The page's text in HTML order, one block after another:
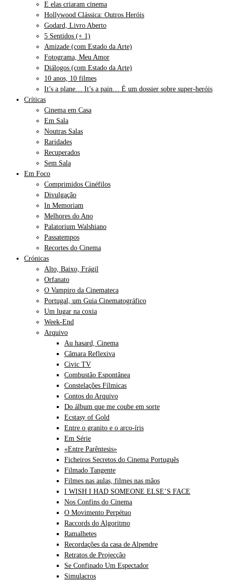
E elas criaram cinema
Hollywood Clássica: Outros Heróis
Godard, Livro Aberto
5 Sentidos (+ 1)
Amizade (com Estado da Arte)
Fotograma, Meu Amor
Diálogos (com Estado da Arte)
10 anos, 10 filmes
It’s a plane… It’s a pain… É um dossier sobre super-heróis
Críticas
Cinema em Casa
Em Sala
Noutras Salas
Raridades
Recuperados
Sem Sala
Em Foco
Comprimidos Cinéfilos
Divulgação
In Memoriam
Melhores do Ano
Palatorium Walshiano
Passatempos
Recortes do Cinema
Crónicas
Alto, Baixo, Frágil
Orfanato
O Vampiro da Cinemateca
Portugal, um Guia Cinematográfico
Um lugar na coxia
Week-End
Arquivo
Au hasard, Cinema
Câmara Reflexiva
Civic TV
Combustão Espontânea
Constelações Fílmicas
Contos do Arquivo
Do álbum que me coube em sorte
Ecstasy of Gold
Entre o granito e o arco-íris
Em Série
«Entre Parêntesis»
Ficheiros Secretos do Cinema Português
Filmado Tangente
Filmes nas aulas, filmes nas mãos
I WISH I HAD SOMEONE ELSE’S FACE
Nos Confins do Cinema
O Movimento Perpétuo
Raccords do Algoritmo
Ramalhetes
Recordações da casa de Alpendre
Retratos de Projecção
Se Confinado Um Espectador
Simulacros